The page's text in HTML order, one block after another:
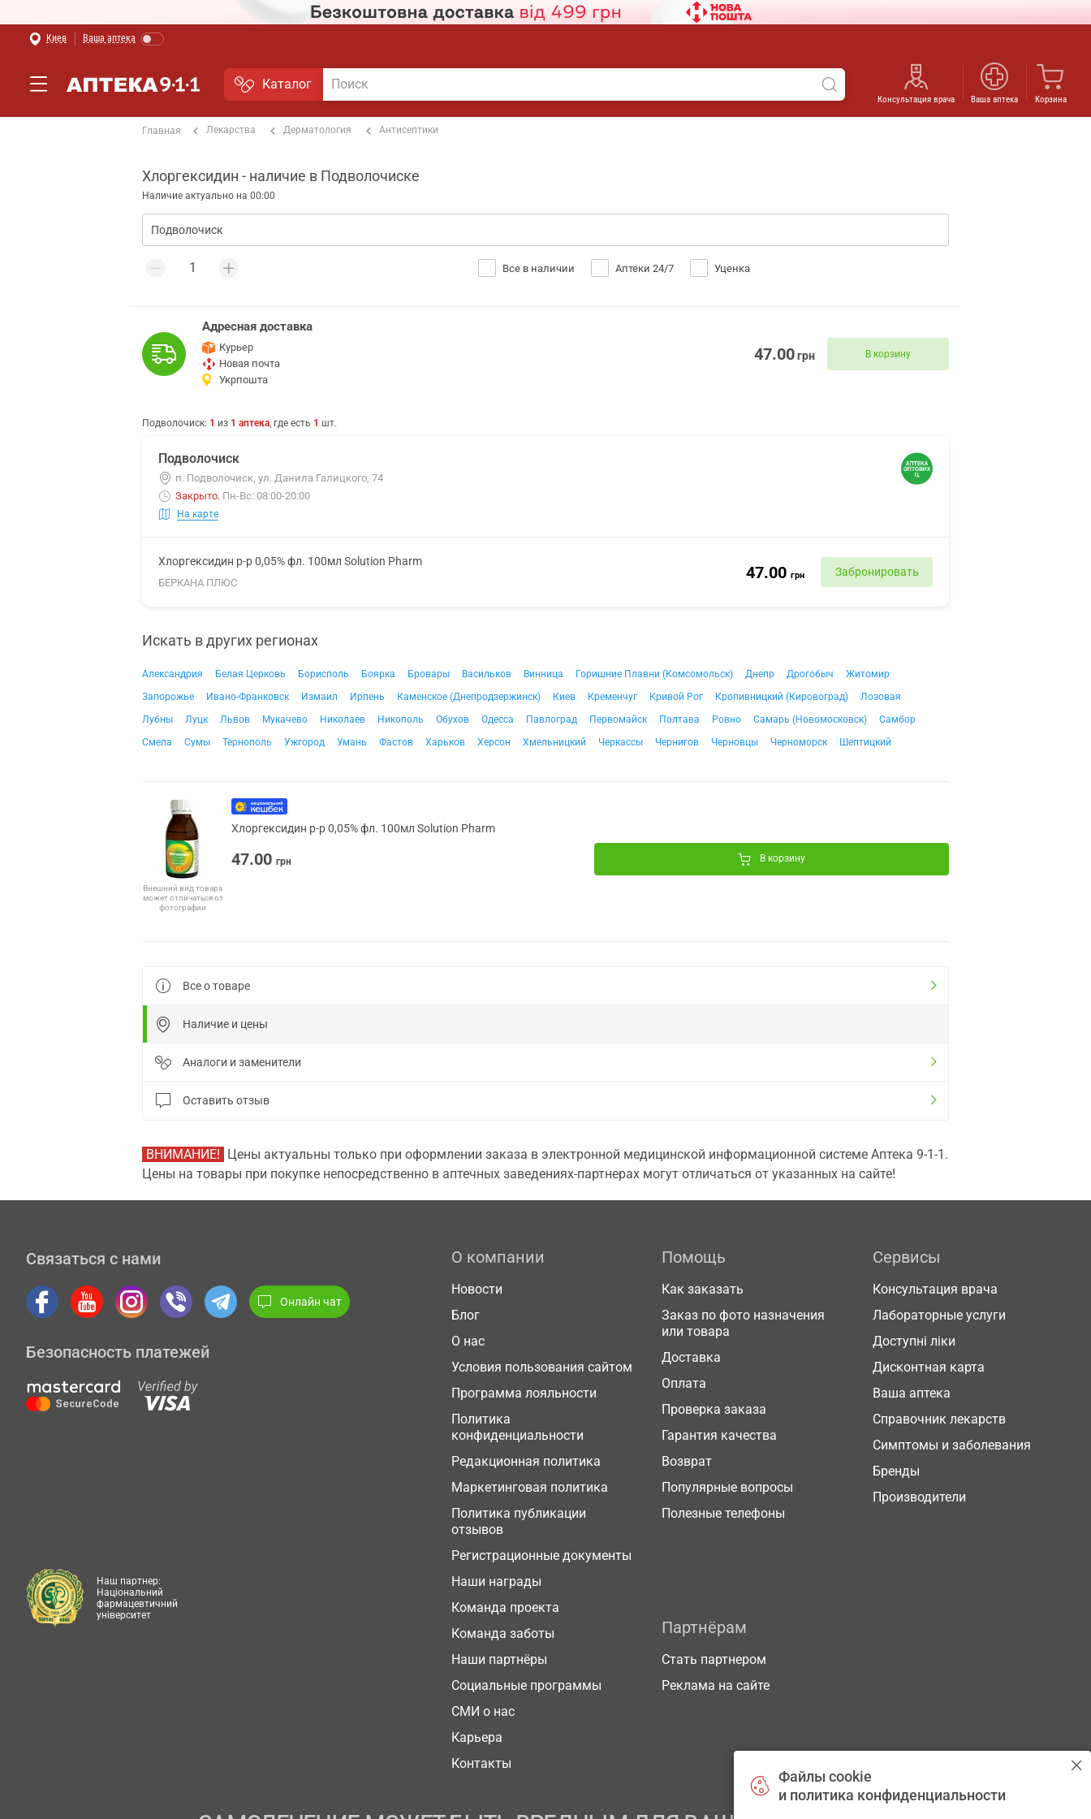
Киев Ваша аптека
Каталог
Консультация врача Ваша аптека Корзина
Главная Лекарства Дерматология Антисептики
Хлоргексидин - наличие в Подволочиске
Наличие актуально на 00:00
Все в наличии Аптеки 24/7 Уценка
Адресная доставка
Курьер
Новая почта
Укрпошта
47.00грн В корзину
Подволочиск: 1 из 1 аптека, где есть 1 шт.
Подволочиск
п. Подволочиск, ул. Данила Галицкого, 74
Закрыто. Пн-Вс: 08:00-20:00
На карте
Хлоргексидин р-р 0,05% фл. 100мл Solution Pharm
БЕРКАНА ПЛЮС
47.00 грн Забронировать
Искать в других регионах
Александрия Белая Церковь Борисполь Боярка Бровары Васильков Винница Горишние Плавни (Комсомольск) Днепр Дрогобыч
Житомир
Запорожье
Ивано-Франковск Измаил Ирпень Каменское (Днепродзержинск) Киев Кременчуг Кривой Рог Кропивницкий (Кировоград)
Лозовая
Лубны
Луцк Львов Мукачево Николаев Никополь Обухов Одесса Павлоград Первомайск Полтава Ровно Самарь (Новомосковск)
Самбор
Смела
Сумы Тернополь Ужгород Умань Фастов Харьков Херсон Хмельницкий Черкассы Чернигов Черновцы Черноморск Шептицкий
Внешний вид товара
может отличаться от
фотографии
Хлоргексидин р-р 0,05% фл. 100мл Solution Pharm
47.00 грн В корзину
Все о товаре
Наличие и цены
Аналоги и заменители
Оставить отзыв
ВНИМАНИЕ! Цены актуальны только при оформлении заказа в электронной медицинской информационной системе Аптека 9-1-1.
Цены на товары при покупке непосредственно в аптечных заведениях-партнерах могут отличаться от указанных на сайте!
Связаться с нами
Онлайн чат
Безопасность платежей
О компании
Новости
Блог
О нас
Условия пользования сайтом
Программа лояльности
Политика
конфиденциальности
Редакционная политика
Маркетинговая политика
Политика публикации
отзывов
Регистрационные документы
Наши награды
Команда проекта
Команда заботы
Наши партнёры
Социальные программы
СМИ о нас
Карьера
Контакты
Помощь
Как заказать
Заказ по фото назначения
или товара
Доставка
Оплата
Проверка заказа
Гарантия качества
Возврат
Популярные вопросы
Полезные телефоны
Сервисы
Консультация врача
Лабораторные услуги
Доступні ліки
Дисконтная карта
Ваша аптека
Справочник лекарств
Симптомы и заболевания
Бренды
Производители
Партнёрам
Стать партнером
Реклама на сайте
Наш партнер:
Національний
фармацевтичний
університет
Файлы cookie
и политика конфиденциальности